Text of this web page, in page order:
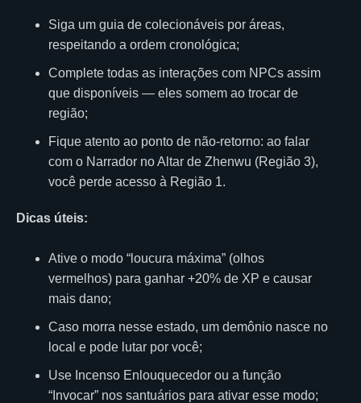
Siga um guia de colecionáveis por áreas,
respeitando a ordem cronológica;
Complete todas as interações com NPCs assim
que disponíveis — eles somem ao trocar de
região;
Fique atento ao ponto de não-retorno: ao falar
com o Narrador no Altar de Zhenwu (Região 3),
você perde acesso à Região 1.
Dicas úteis:
Ative o modo “loucura máxima” (olhos
vermelhos) para ganhar +20% de XP e causar
mais dano;
Caso morra nesse estado, um demônio nasce no
local e pode lutar por você;
Use Incenso Enlouquecedor ou a função
“Invocar” nos santuários para ativar esse modo;